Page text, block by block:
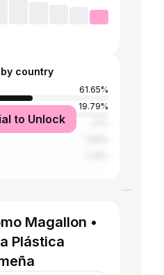
country
61.65%
19.79%
to Unlock
Magallon •
Plástica